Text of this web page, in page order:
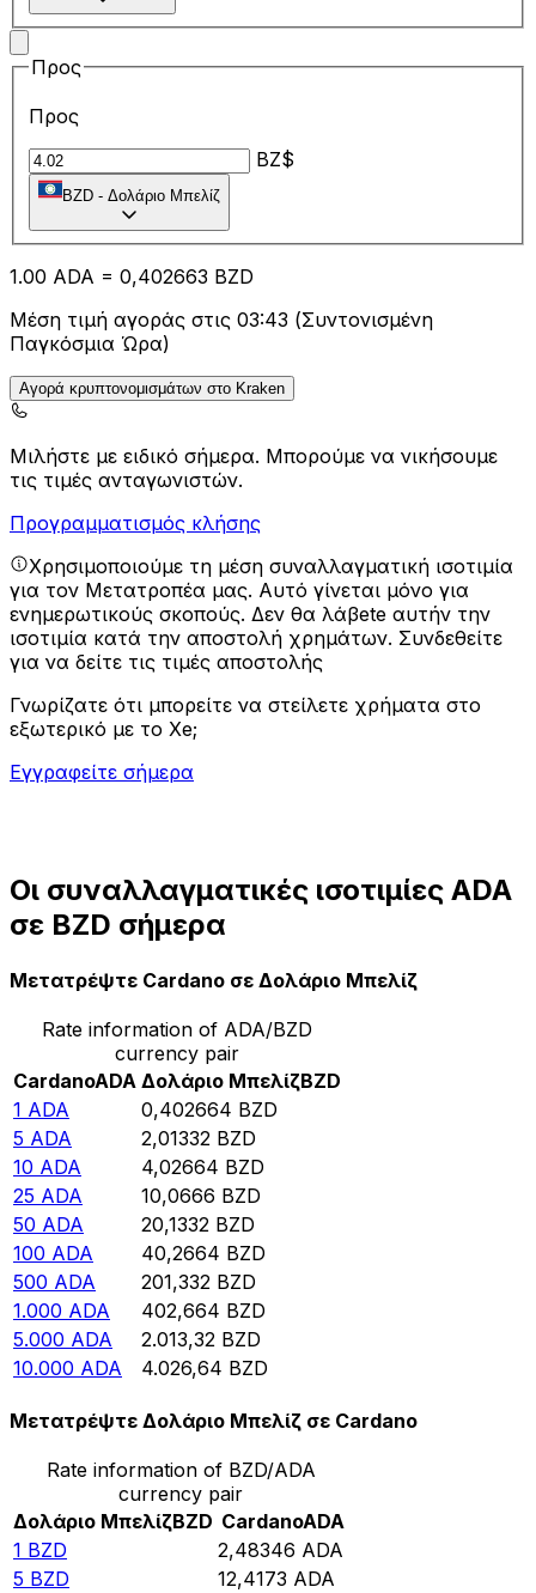
Προς
Προς
BZ$
BZD - Δολάριο Μπελίζ
1.00 ADA = 0,402663 BZD
Μέση τιμή αγοράς στις 03:43 (Συντονισμένη
Παγκόσμια Ώρα)
Αγορά κρυπτονομισμάτων στο Kraken
Μιλήστε με ειδικό σήμερα. Μπορούμε να νικήσουμε
τις τιμές ανταγωνιστών.
Προγραμματισμός κλήσης
Χρησιμοποιούμε τη μέση συναλλαγματική ισοτιμία
για τον Μετατροπέα μας. Αυτό γίνεται μόνο για
ενημερωτικούς σκοπούς. Δεν θα λάβete αυτήν την
ισοτιμία κατά την αποστολή χρημάτων. Συνδεθείτε
για να δείτε τις τιμές αποστολής
Γνωρίζατε ότι μπορείτε να στείλετε χρήματα στο
εξωτερικό με το Xe;
Εγγραφείτε σήμερα
Οι συναλλαγματικές ισοτιμίες ADA
σε BZD σήμερα
Μετατρέψτε Cardano σε Δολάριο Μπελίζ
Rate information of ADA/BZD
currency pair
CardanoADA Δολάριο ΜπελίζBZD
1 ADA 0,402664 BZD
5 ADA 2,01332 BZD
10 ADA 4,02664 BZD
25 ADA 10,0666 BZD
50 ADA 20,1332 BZD
100 ADA 40,2664 BZD
500 ADA 201,332 BZD
1.000 ADA 402,664 BZD
5.000 ADA 2.013,32 BZD
10.000 ADA 4.026,64 BZD
Μετατρέψτε Δολάριο Μπελίζ σε Cardano
Rate information of BZD/ADA
currency pair
Δολάριο ΜπελίζBZD CardanoADA
1 BZD 2,48346 ADA
5 BZD 12,4173 ADA